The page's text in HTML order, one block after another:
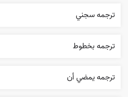
ترجمه سجني
ترجمه بخطوط
ترجمه يمضي أن